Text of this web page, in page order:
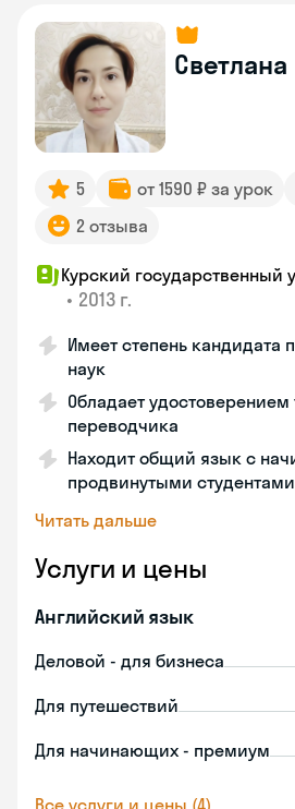
Светлана
5 от 1590 ₽ за урок
2 отзыва
Курский государственный
• 2013 г.
Имеет степень кандидата
наук
Обладает удостоверением
переводчика
Находит общий язык с
продвинутыми студентами
Читать дальше
Услуги и цены
Английский язык
Деловой - для бизнеса
Для путешествий
Для начинающих - премиум
Все услуги и цены (4)